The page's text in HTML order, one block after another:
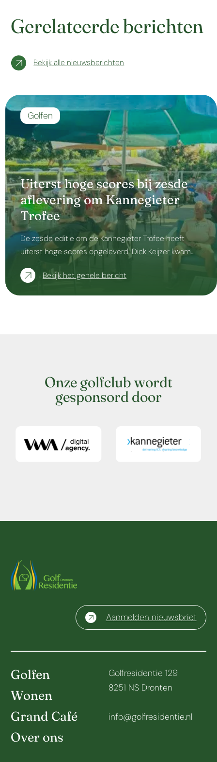
Gerelateerde berichten
Bekijk alle nieuwsberichten
Uiterst hoge scores bij zesde
aflevering om Kannegieter
Trofee
Golfen
De zesde editie om de Kannegieter Trofee heeft
uiterst hoge scores opgeleverd. Dick Keijzer kwam…
Bekijk het gehele bericht
Onze golfclub wordt
gesponsord door
Aanmelden nieuwsbrief
Golfen
Wonen
Grand Café
Over ons
Golfresidentie 129
8251 NS Dronten
info@golfresidentie.nl